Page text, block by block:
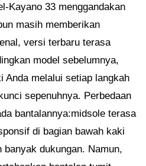
Kayano 33 menggandakan
masih memberikan
versi terbaru terasa
model sebelumnya,
Anda melalui setiap langkah
sepenuhnya. Perbedaan
bantalannya:midsole terasa
di bagian bawah kaki
banyak dukungan. Namun,